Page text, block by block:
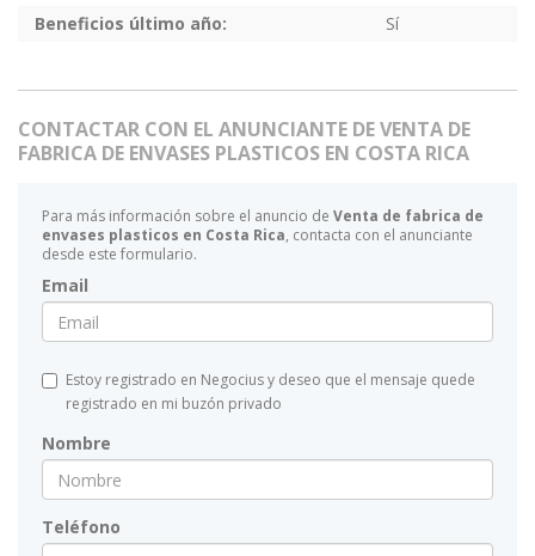
Beneficios último año:
Sí
CONTACTAR CON EL ANUNCIANTE DE VENTA DE
FABRICA DE ENVASES PLASTICOS EN COSTA RICA
Para más información sobre el anuncio de Venta de fabrica de
envases plasticos en Costa Rica, contacta con el anunciante
desde este formulario.
Email
Estoy registrado en Negocius y deseo que el mensaje quede
registrado en mi buzón privado
Nombre
Teléfono